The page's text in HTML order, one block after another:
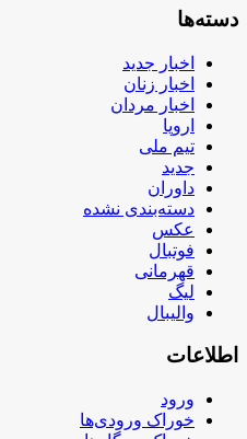
دسته‌ها
اخبار جدید
اخبار زنان
اخبار مردان
اروپا
تیم ملی
جدید
داوران
دسته‌بندی نشده
عکس
فوتبال
قهرمانی
لیگ
والیبال
اطلاعات
ورود
خوراک ورودی‌ها